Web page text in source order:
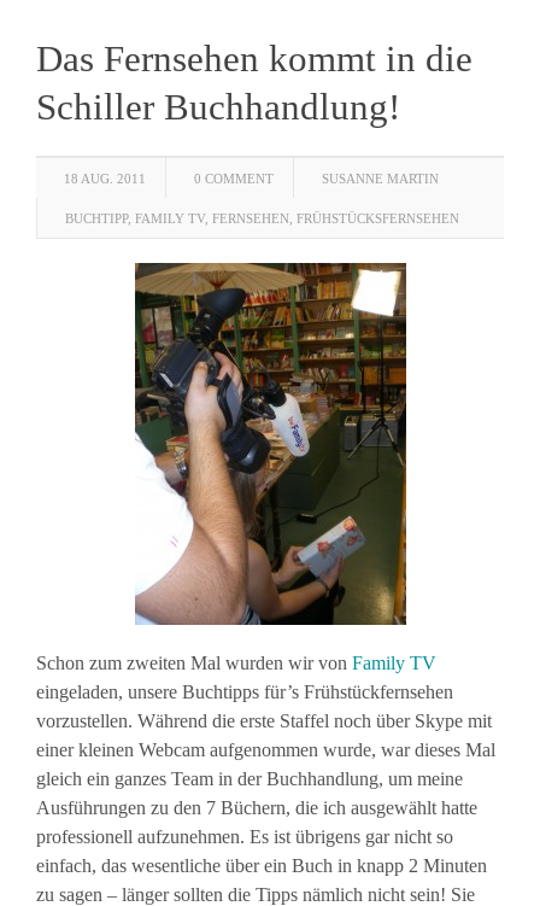
Das Fernsehen kommt in die
Schiller Buchhandlung!
18 AUG. 2011 0 COMMENT SUSANNE MARTIN
BUCHTIPP, FAMILY TV, FERNSEHEN FRÜHSTÜCKSFERNSEHEN
Schon zum zweiten Mal wurden wir von Family TV
eingeladen, unsere Buchtipps für’s Frühstückfernsehen
vorzustellen. Während die erste Staffel noch über Skype mit
einer kleinen Webcam aufgenommen wurde, war dieses Mal
gleich ein ganzes Team in der Buchhandlung, um meine
Ausführungen zu den 7 Büchern, die ich ausgewählt hatte
professionell aufzunehmen. Es ist übrigens gar nicht so
einfach, das wesentliche über ein Buch in knapp 2 Minuten
zu sagen – länger sollten die Tipps nämlich nicht sein! Sie